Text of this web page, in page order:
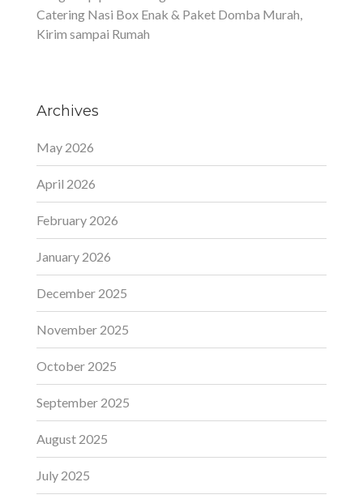
Catering Nasi Box Enak & Paket Domba Murah,
Kirim sampai Rumah
Archives
May 2026
April 2026
February 2026
January 2026
December 2025
November 2025
October 2025
September 2025
August 2025
July 2025